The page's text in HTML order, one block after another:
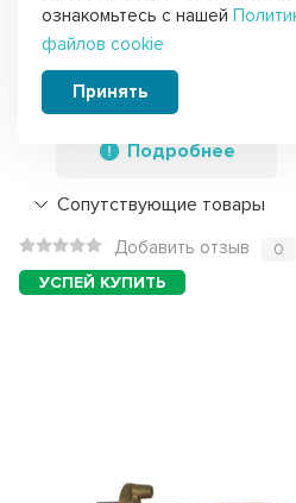
ТЭН 1,5кВт (1500Вт)
водонагревателя
Garanterm, под анод
Подробнее
Сопутствующие товары
Добавить отзыв 0
ознакомьтесь с нашей
файлов cookie
Принять